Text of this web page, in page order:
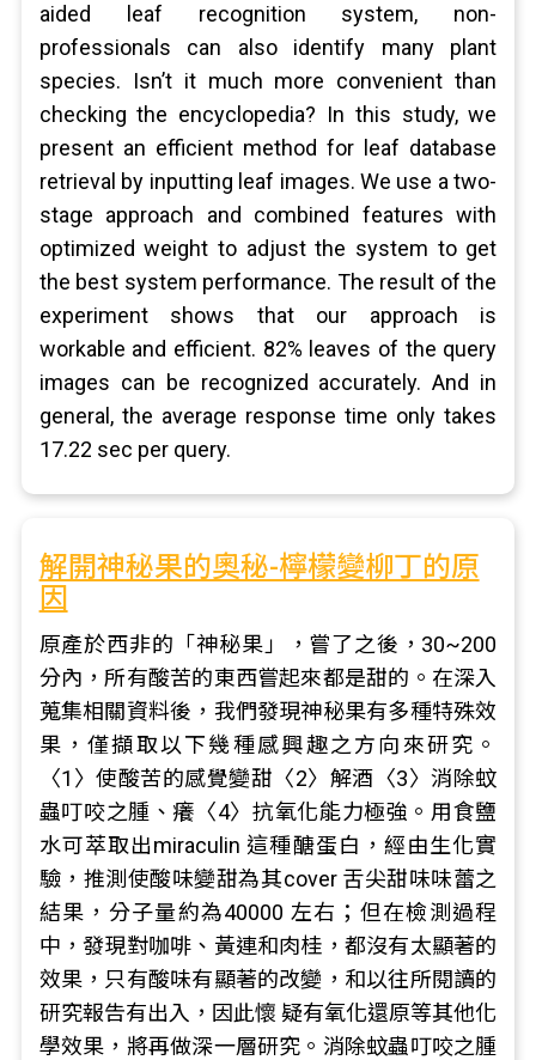
aided leaf recognition system, non-
professionals can also identify many plant
species. Isn’t it much more convenient than
checking the encyclopedia? In this study, we
present an efficient method for leaf database
retrieval by inputting leaf images. We use a two-
stage approach and combined features with
optimized weight to adjust the system to get
the best system performance. The result of the
experiment shows that our approach is
workable and efficient. 82% leaves of the query
images can be recognized accurately. And in
general, the average response time only takes
17.22 sec per query.
解開神秘果的奧秘-檸檬變柳丁的原
因
原產於西非的「神秘果」，嘗了之後，30~200
分內，所有酸苦的東西嘗起來都是甜的。在深入
蒐集相關資料後，我們發現神秘果有多種特殊效
果，僅擷取以下幾種感興趣之方向來研究。
〈1〉使酸苦的感覺變甜〈2〉解酒〈3〉消除蚊
蟲叮咬之腫、癢〈4〉抗氧化能力極強。用食鹽
水可萃取出miraculin 這種醣蛋白，經由生化實
驗，推測使酸味變甜為其cover 舌尖甜味味蕾之
結果，分子量約為40000 左右；但在檢測過程
中，發現對咖啡、黃連和肉桂，都沒有太顯著的
效果，只有酸味有顯著的改變，和以往所閱讀的
研究報告有出入，因此懷 疑有氧化還原等其他化
學效果，將再做深一層研究。消除蚊蟲叮咬之腫